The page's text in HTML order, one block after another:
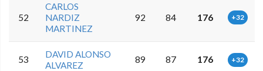
52
CARLOS
NARDIZ
MARTINEZ
92 84 176 +32
53
DAVID ALONSO
ALVAREZ
89 87 176 +32